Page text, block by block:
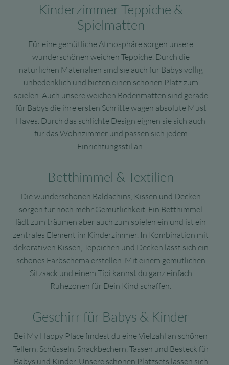
Kinderzimmer Teppiche &
Spielmatten
Für eine gemütliche Atmosphäre sorgen unsere
wunderschönen weichen Teppiche. Durch die
natürlichen Materialien sind sie auch für Babys völlig
unbedenklich und bieten einen schönen Platz zum
spielen. Auch unsere weichen Bodenmatten sind gerade
für Babys die ihre ersten Schritte wagen absolute Must
Haves. Durch das schlichte Design eignen sie sich auch
für das Wohnzimmer und passen sich jedem
Einrichtungsstil an.
Betthimmel & Textilien
Die wunderschönen Baldachins, Kissen und Decken
sorgen für noch mehr Gemütlichkeit. Ein Betthimmel
lädt zum träumen aber auch zum spielen ein und ist ein
zentrales Element im Kinderzimmer. In Kombination mit
dekorativen Kissen, Teppichen und Decken lässt sich ein
schönes Farbschema erstellen. Mit einem gemütlichen
Sitzsack und einem Tipi kannst du ganz einfach
Ruhezonen für Dein Kind schaffen.
Geschirr für Babys & Kinder
Bei My Happy Place findest du eine Vielzahl an schönen
Tellern, Schüsseln, Snackbechern, Tassen und Besteck für
Babys und Kinder. Unsere schönen Platzsets lassen sich